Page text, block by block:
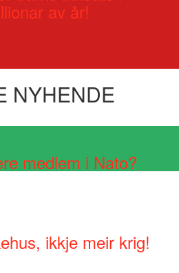
av år!
NYHENDE
medlem i Nato?
ikkje meir krig!